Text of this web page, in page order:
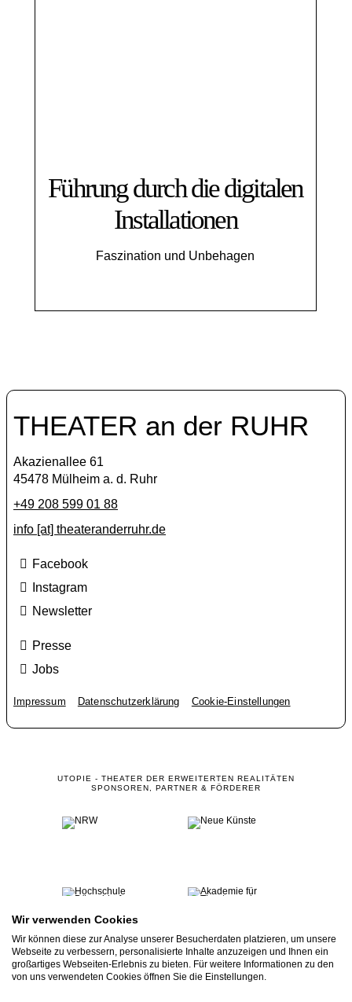
Führung durch die digitalen
Installationen
Faszination und Unbehagen
THEATER an der RUHR
Akazienallee 61
45478 Mülheim a. d. Ruhr
+49 208 599 01 88
info [​at​] theateranderruhr.de
Facebook
Instagram
Newsletter
Presse
Jobs
Impressum Datenschutzerklärung Cookie-Einstellungen
UTOPIE - THEATER DER ERWEITERTEN REALITÄTEN
SPONSOREN, PARTNER & FÖRDERER
Wir verwenden Cookies
Wir können diese zur Analyse unserer Besucherdaten platzieren, um unsere
Webseite zu verbessern, personalisierte Inhalte anzuzeigen und Ihnen ein
großartiges Webseiten-Erlebnis zu bieten. Für weitere Informationen zu den
von uns verwendeten Cookies öffnen Sie die Einstellungen.